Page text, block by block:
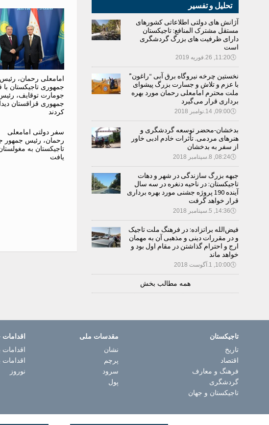
امامعلی رحمان،
جمهوری تاجیکستان با
جومارت توقایف،
جمهوری قزاقستان
کردند
سفر دولتی امامعلی
رحمان، رئیس جمهور
تاجیکستان به
یافت
تحلیل و تفسیر
آژانش های دولتی اطلاعاتی کشورهای
مستقل مشترک المنافع: تاجیکستان
دارای ظرفیت های بزرگ گردشگری
است
🕔11:20, 26.فوریه 2019
نخستین چرخه نیروگاه برق آبی “راغون”
با عزم و تلاش و جسارت بزرگ پیشوای
ملت محترم امامعلی رحمان مورد بهره
برداری قرار می‌گیرد
🕔09:00, 14.نوامبر 2018
بدخشان-محضر توسعه گردشگری و
هنرهای مردمی. تأثرات خادم ادبی خاور
از سفر به بدخشان
🕔08:24, 8.سپتامبر 2018
جبهه بزرگ سازندگی در شهر و دهات
تاجیکستان: در ناحیه دنغره در سه سال
آینده 190 پروژه جشنی مورد بهره برداری
قرار خواهد گرفت
🕔14:36, 5.سپتامبر 2018
فیض‌الله براتزاده: در فرهنگ ملت تاجیک
و در مقررات دینی و مذهبی آن به مهمان
ارج و احترام گذاشتن در مقام اول بود و
خواهد ماند
🕔10:00, 1.آگوست 2018
همه مطالب بخش
تاجیکستان
تاریخ
اقتصاد
فرهنگ و معارف
گردشگری
تاجیکستان و جهان
مقدسات ملی
نشان
پرچم
سرود
پول
اقدامات
نوروز